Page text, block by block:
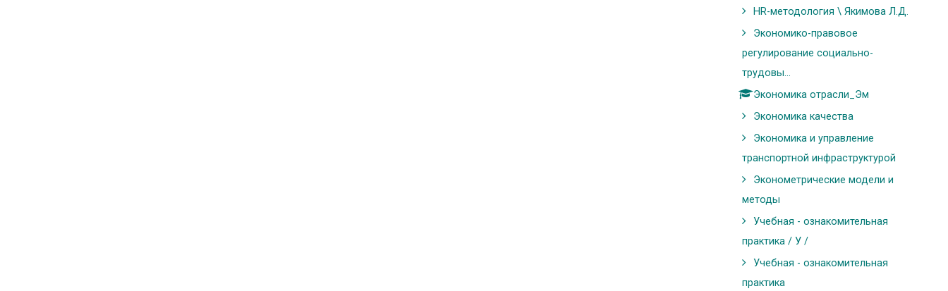
HR-методология \ Якимова Л.Д.
Экономико-правовое
регулирование социально-
трудовы...
Экономика отрасли_Эм
Экономика качества
Экономика и управление
транспортной инфраструктурой
Эконометрические модели и
методы
Учебная - ознакомительная
практика / У /
Учебная - ознакомительная
практика